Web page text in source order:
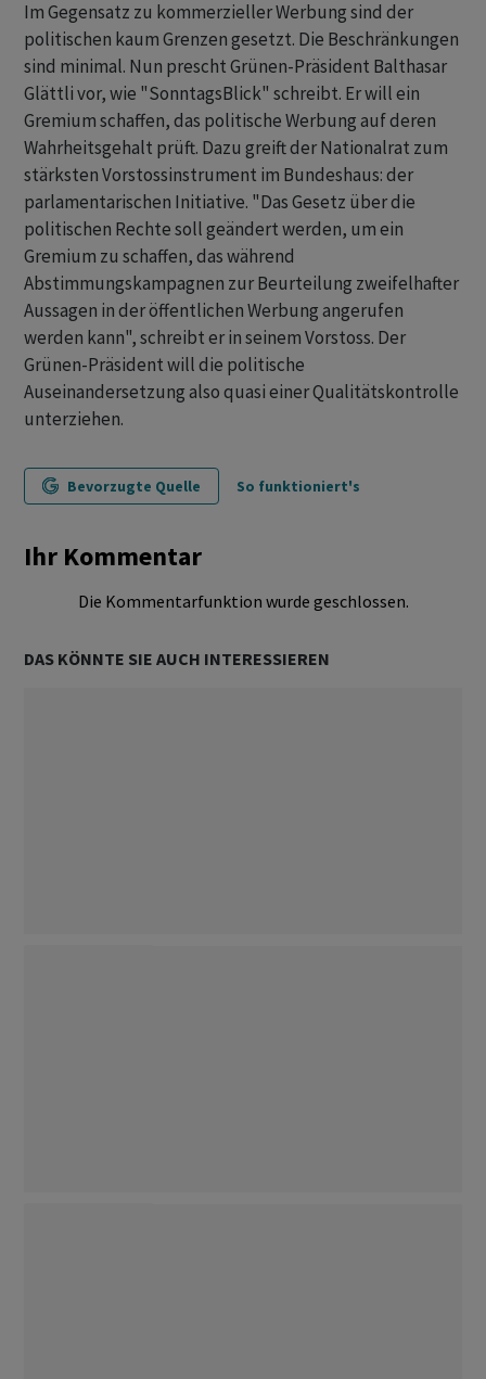
Im Gegensatz zu kommerzieller Werbung sind der
politischen kaum Grenzen gesetzt. Die Beschränkungen
sind minimal. Nun prescht Grünen-Präsident Balthasar
Glättli vor, wie "SonntagsBlick" schreibt. Er will ein
Gremium schaffen, das politische Werbung auf deren
Wahrheitsgehalt prüft. Dazu greift der Nationalrat zum
stärksten Vorstossinstrument im Bundeshaus: der
parlamentarischen Initiative. "Das Gesetz über die
politischen Rechte soll geändert werden, um ein
Gremium zu schaffen, das während
Abstimmungskampagnen zur Beurteilung zweifelhafter
Aussagen in der öffentlichen Werbung angerufen
werden kann", schreibt er in seinem Vorstoss. Der
Grünen-Präsident will die politische
Auseinandersetzung also quasi einer Qualitätskontrolle
unterziehen.
Bevorzugte Quelle So funktioniert's
Ihr Kommentar
Die Kommentarfunktion wurde geschlossen.
DAS KÖNNTE SIE AUCH INTERESSIEREN